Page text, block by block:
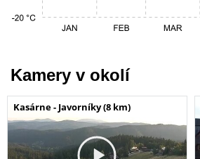
Kamery v okolí
Kasárne - Javorníky (8 km)